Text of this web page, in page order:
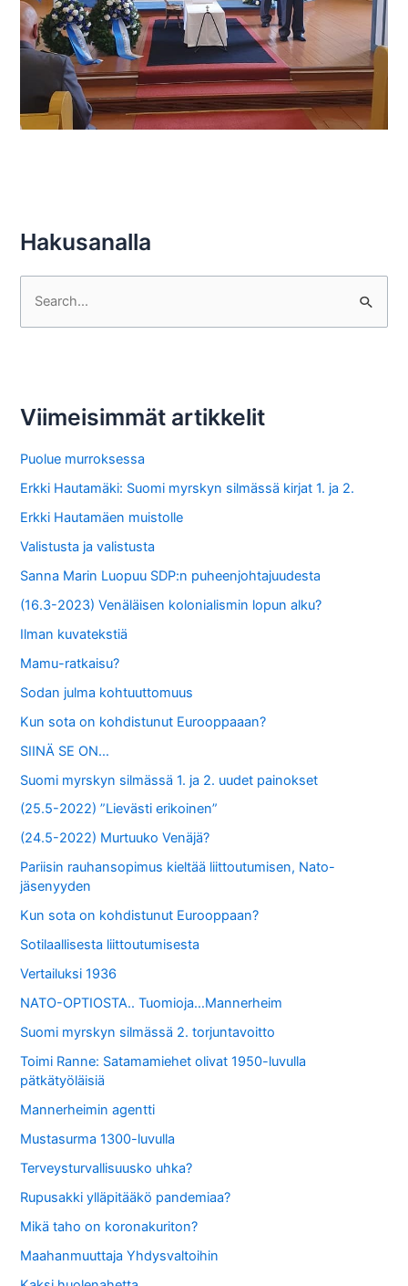
Hakusanalla
h
:
Viimeisimmät artikkelit
Puolue murroksessa
Erkki Hautamäki: Suomi myrskyn silmässä kirjat 1. ja 2.
Erkki Hautamäen muistolle
Valistusta ja valistusta
Sanna Marin Luopuu SDP:n puheenjohtajuudesta
(16.3-2023) Venäläisen kolonialismin lopun alku?
Ilman kuvatekstiä
Mamu-ratkaisu?
Sodan julma kohtuuttomuus
Kun sota on kohdistunut Eurooppaaan?
SIINÄ SE ON…
Suomi myrskyn silmässä 1. ja 2. uudet painokset
(25.5-2022) ”Lievästi erikoinen”
(24.5-2022) Murtuuko Venäjä?
Pariisin rauhansopimus kieltää liittoutumisen, Nato-
jäsenyyden
Kun sota on kohdistunut Eurooppaan?
Sotilaallisesta liittoutumisesta
Vertailuksi 1936
NATO-OPTIOSTA.. Tuomioja…Mannerheim
Suomi myrskyn silmässä 2. torjuntavoitto
Toimi Ranne: Satamamiehet olivat 1950-luvulla
pätkätyöläisiä
Mannerheimin agentti
Mustasurma 1300-luvulla
Terveysturvallisuusko uhka?
Rupusakki ylläpitääkö pandemiaa?
Mikä taho on koronakuriton?
Maahanmuuttaja Yhdysvaltoihin